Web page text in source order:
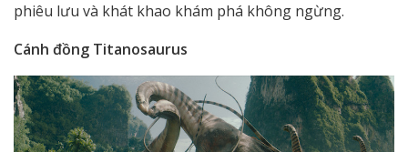
phiêu lưu và khát khao khám phá không ngừng.
Cánh đồng Titanosaurus